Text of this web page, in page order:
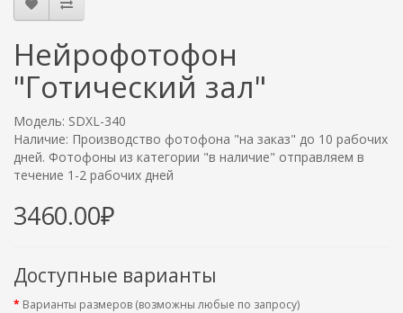
Нейрофотофон
"Готический зал"
Модель: SDXL-340
Наличие: Производство фотофона "на заказ" до 10 рабочих
дней. Фотофоны из категории "в наличие" отправляем в
течение 1-2 рабочих дней
3460.00₽
Доступные варианты
Варианты размеров (возможны любые по запросу)